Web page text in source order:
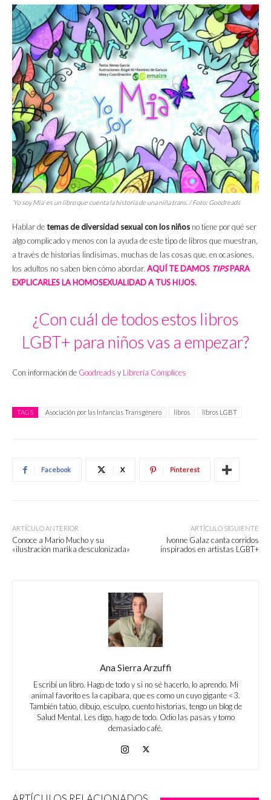
Yo soy Mia‘ es un libro que cuenta la historia de una niña trans. / Foto: Goodreads
Hablar detemas de diversidad sexual con los niños no tiene por qué ser
algo complicado y menos con la ayuda de este tipo de libros que muestran,
a través de historias lindísimas, muchas de las cosas que, en ocasiones,
los adultos no saben bien cómo abordar. AQUÍ TE DAMOS TIPSPARA
EXPLICARLES LA HOMOSEXUALIDAD A TUS HIJOS.
¿Con cuál de todos estos libros
LGBT+ para niños vas a empezar?
Con información de Goodreads y Librería Cómplices
TAGS Asociación por las Infancias Transgénero libros libros LGBT
Facebook X Pinterest
ARTÍCULO ANTERIOR
Conoce a Mario Mucho y su
«ilustración marika desculonizada»
ARTÍCULO SIGUIENTE
Ivonne Galaz canta corridos
inspirados en artistas LGBT+
Ana Sierra Arzuffi
Escribí un libro. Hago de todo y si no sé hacerlo, lo aprendo. Mi
animal favorito es la capibara, que es como un cuyo gigante <3.
También tatúo, dibujo, esculpo, cuento historias, tengo un blog de
Salud Mental. Les digo, hago de todo. Odio las pasas y tomo
demasiado café.